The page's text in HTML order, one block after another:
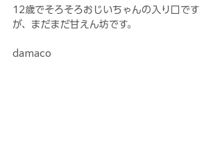
12歳でそろそろおじいちゃんの入り口です
が、まだまだ甘えん坊です。
damaco